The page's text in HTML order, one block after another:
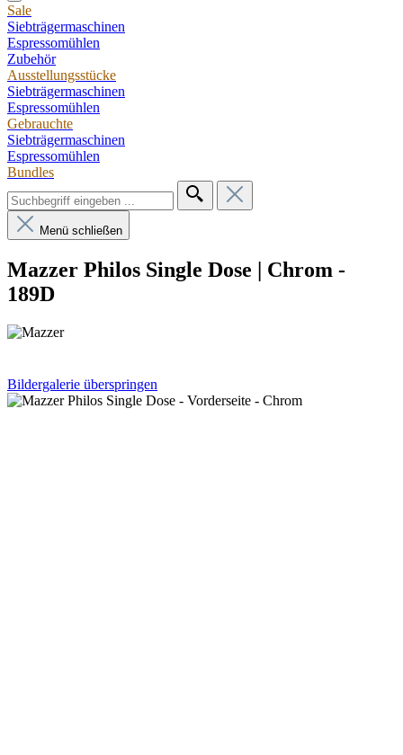
Sale
Siebträgermaschinen
Espressomühlen
Zubehör
Ausstellungsstücke
Siebträgermaschinen
Espressomühlen
Gebrauchte
Siebträgermaschinen
Espressomühlen
Bundles
Menü schließen
Mazzer Philos Single Dose | Chrom -
189D
Bildergalerie überspringen